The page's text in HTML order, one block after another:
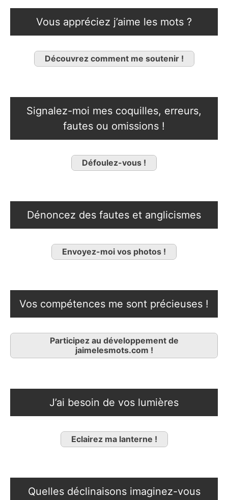
Vous appréciez j’aime les mots ?
Découvrez comment me soutenir !
Signalez-moi mes coquilles, erreurs,
fautes ou omissions !
Défoulez-vous !
Dénoncez des fautes et anglicismes
Envoyez-moi vos photos !
Vos compétences me sont précieuses !
Participez au développement de
jaimelesmots.com !
J’ai besoin de vos lumières
Eclairez ma lanterne !
Quelles déclinaisons imaginez-vous